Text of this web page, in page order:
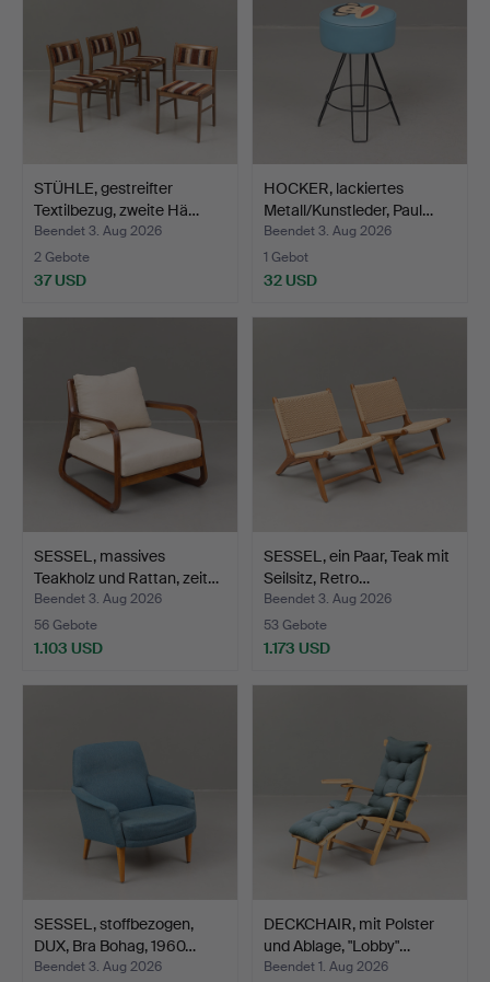
STÜHLE, gestreifter
Textilbezug, zweite Hä…
Beendet 3. Aug 2026
2 Gebote
37 USD
HOCKER, lackiertes
Metall/Kunstleder, Paul…
Beendet 3. Aug 2026
1 Gebot
32 USD
SESSEL, massives
Teakholz und Rattan, zeit…
Beendet 3. Aug 2026
56 Gebote
1.103 USD
SESSEL, ein Paar, Teak mit
Seilsitz, Retro…
Beendet 3. Aug 2026
53 Gebote
1.173 USD
SESSEL, stoffbezogen,
DUX, Bra Bohag, 1960…
Beendet 3. Aug 2026
DECKCHAIR, mit Polster
und Ablage, "Lobby"…
Beendet 1. Aug 2026